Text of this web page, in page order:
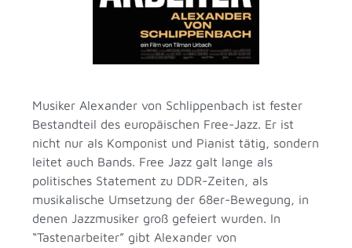
Musiker Alexander von Schlippenbach ist fester
Bestandteil des europäischen Free-Jazz. Er ist
nicht nur als Komponist und Pianist tätig, sondern
leitet auch Bands. Free Jazz galt lange als
politisches Statement zu DDR-Zeiten, als
musikalische Umsetzung der 68er-Bewegung, in
denen Jazzmusiker groß gefeiert wurden. In
“Tastenarbeiter” gibt Alexander von